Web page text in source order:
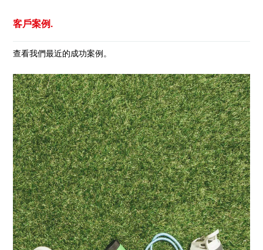
客戶案例.
查看我們最近的成功案例。